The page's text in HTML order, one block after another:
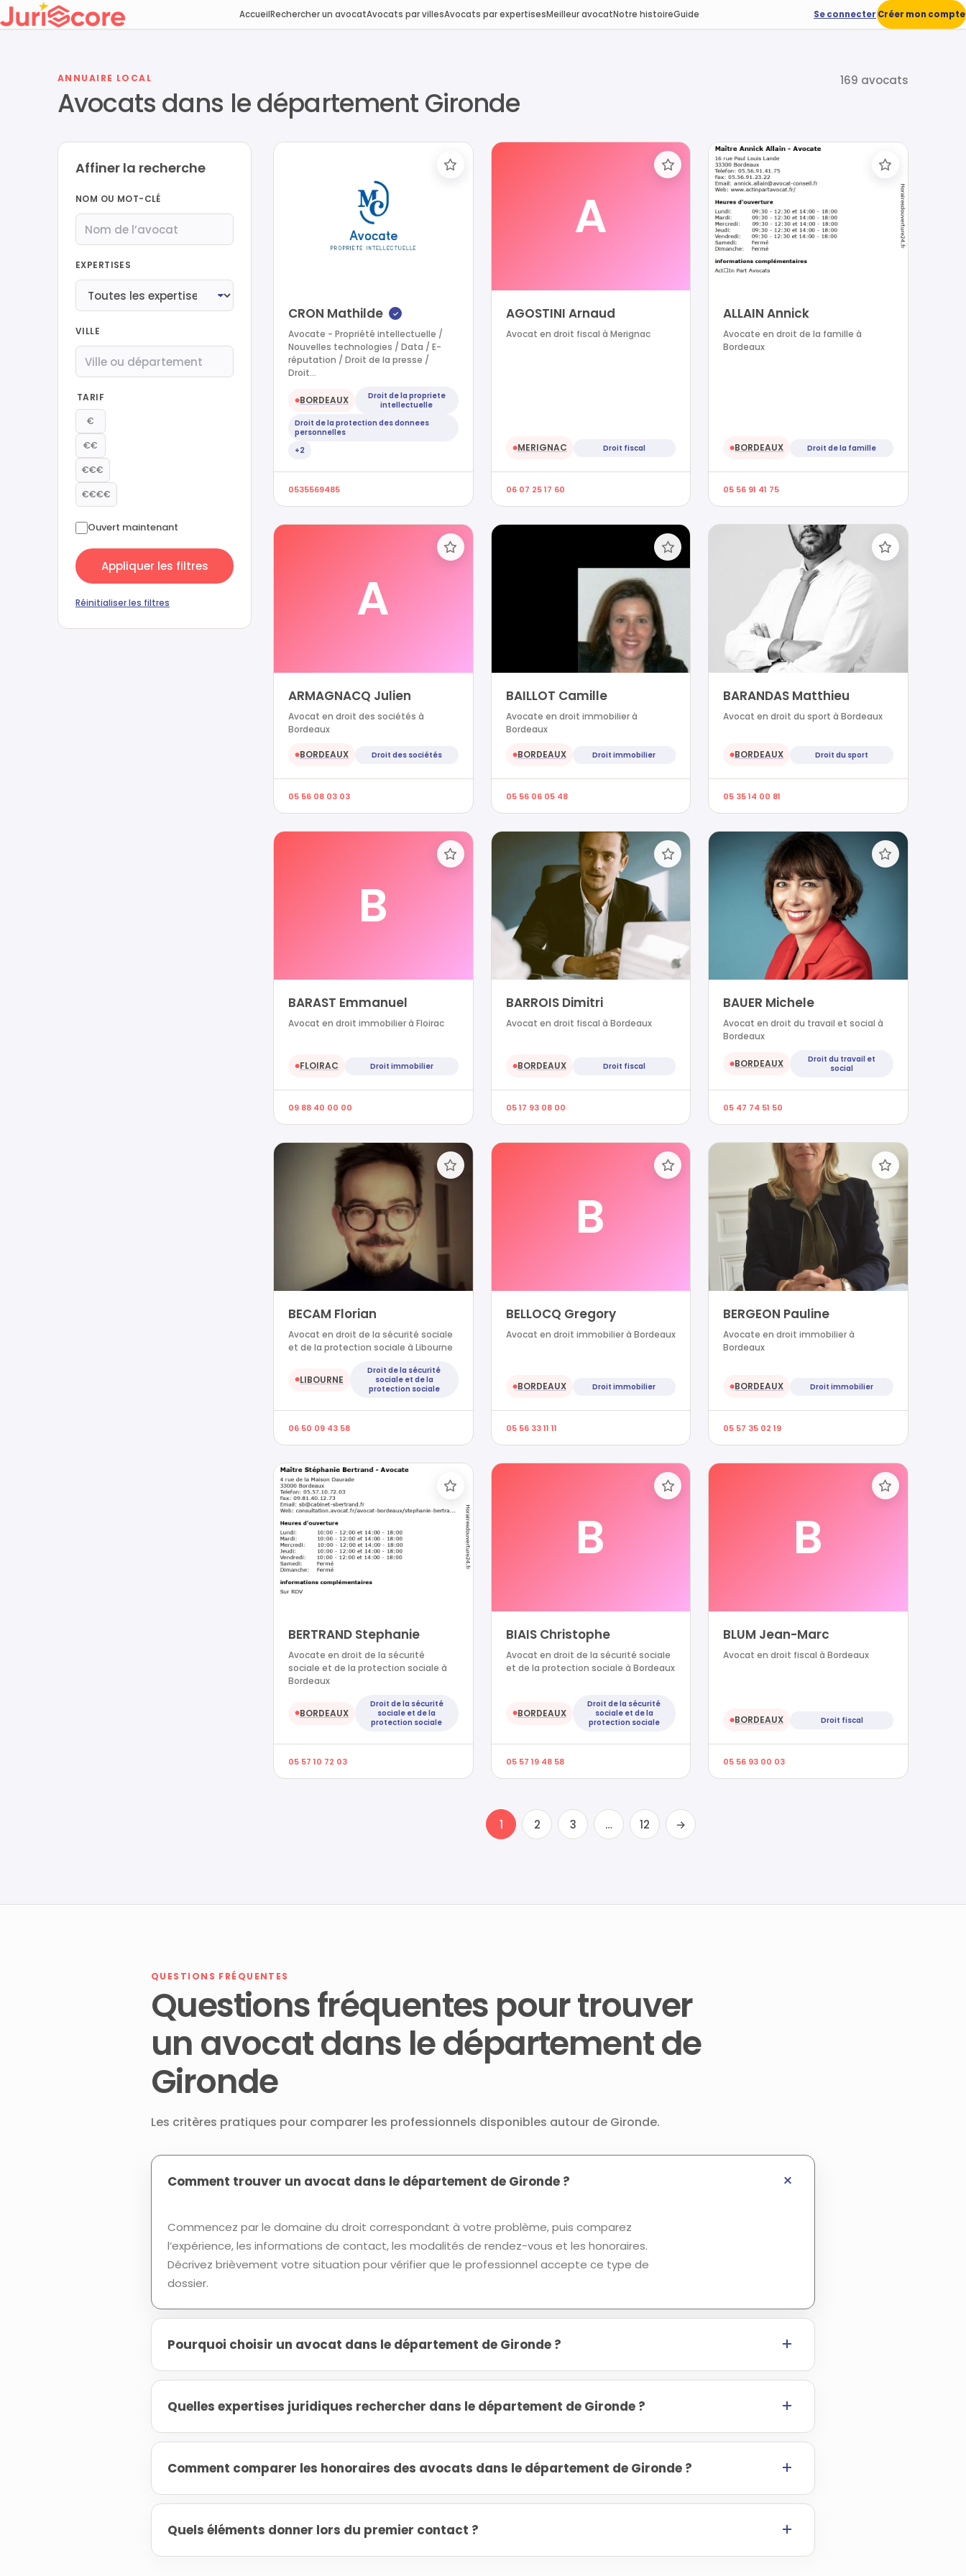
AccueilRechercher un avocatAvocats par villesAvocats par expertisesMeilleur avocatNotre histoireGuide Se connecter Créer mon compte
ANNUAIRE LOCAL
Avocats dans le département Gironde
169 avocats
Affiner la recherche
NOM OU MOT-CLÉ
EXPERTISES
VILLE
TARIF
€
€€
€€€
€€€€
Ouvert maintenant
Appliquer les filtres
Réinitialiser les filtres
CRON Mathilde ✓
Avocate - Propriété intellectuelle /
Nouvelles technologies / Data / E-
réputation / Droit de la presse /
Droit…
●BORDEAUX
Droit de la propriete
intellectuelle
Droit de la protection des donnees
personnelles
+2
0535569485
A
AGOSTINI Arnaud
Avocat en droit fiscal à Merignac
●MERIGNAC Droit fiscal
06 07 25 17 60
ALLAIN Annick
Avocate en droit de la famille à
Bordeaux
●BORDEAUX Droit de la famille
05 56 91 41 75
A
ARMAGNACQ Julien
Avocat en droit des sociétés à
Bordeaux
●BORDEAUX Droit des sociétés
05 56 08 03 03
BAILLOT Camille
Avocate en droit immobilier à
Bordeaux
●BORDEAUX Droit immobilier
05 56 06 05 48
BARANDAS Matthieu
Avocat en droit du sport à Bordeaux
●BORDEAUX Droit du sport
05 35 14 00 81
B
BARAST Emmanuel
Avocat en droit immobilier à Floirac
●FLOIRAC Droit immobilier
09 88 40 00 00
BARROIS Dimitri
Avocat en droit fiscal à Bordeaux
●BORDEAUX Droit fiscal
05 17 93 08 00
BAUER Michele
Avocat en droit du travail et social à
Bordeaux
●BORDEAUX
Droit du travail et
social
05 47 74 51 50
BECAM Florian
Avocat en droit de la sécurité sociale
et de la protection sociale à Libourne
●LIBOURNE
Droit de la sécurité
sociale et de la
protection sociale
06 50 09 43 58
B
BELLOCQ Gregory
Avocat en droit immobilier à Bordeaux
●BORDEAUX Droit immobilier
05 56 33 11 11
BERGEON Pauline
Avocate en droit immobilier à
Bordeaux
●BORDEAUX Droit immobilier
05 57 35 02 19
BERTRAND Stephanie
Avocate en droit de la sécurité
sociale et de la protection sociale à
Bordeaux
●BORDEAUX
Droit de la sécurité
sociale et de la
protection sociale
05 57 10 72 03
B
BIAIS Christophe
Avocat en droit de la sécurité sociale
et de la protection sociale à Bordeaux
●BORDEAUX
Droit de la sécurité
sociale et de la
protection sociale
05 57 19 48 58
B
BLUM Jean-Marc
Avocat en droit fiscal à Bordeaux
●BORDEAUX Droit fiscal
05 56 93 00 03
1 2 3 … 12 →
QUESTIONS FRÉQUENTES
Questions fréquentes pour trouver
un avocat dans le département de
Gironde
Les critères pratiques pour comparer les professionnels disponibles autour de Gironde.
Comment trouver un avocat dans le département de Gironde ?
Commencez par le domaine du droit correspondant à votre problème, puis comparez
l’expérience, les informations de contact, les modalités de rendez-vous et les honoraires.
Décrivez brièvement votre situation pour vérifier que le professionnel accepte ce type de
dossier.
Pourquoi choisir un avocat dans le département de Gironde ?
Quelles expertises juridiques rechercher dans le département de Gironde ?
Comment comparer les honoraires des avocats dans le département de Gironde ?
Quels éléments donner lors du premier contact ?